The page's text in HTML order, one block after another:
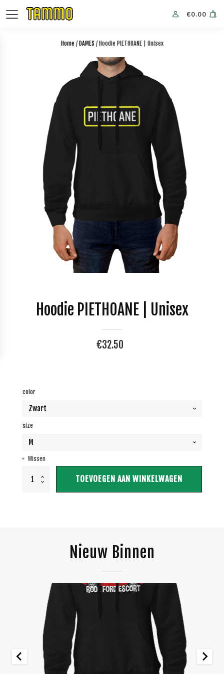
€0.00
Home/ DAMES / Hoodie PIETHOANE | Unisex
Hoodie PIETHOANE | Unisex
€32.50
color
size
Wissen
Hoodie
PIETHOANE
TOEVOEGEN AAN WINKELWAGEN
Nieuw Binnen